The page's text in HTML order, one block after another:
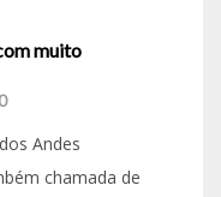
muito
Andes
chamada de